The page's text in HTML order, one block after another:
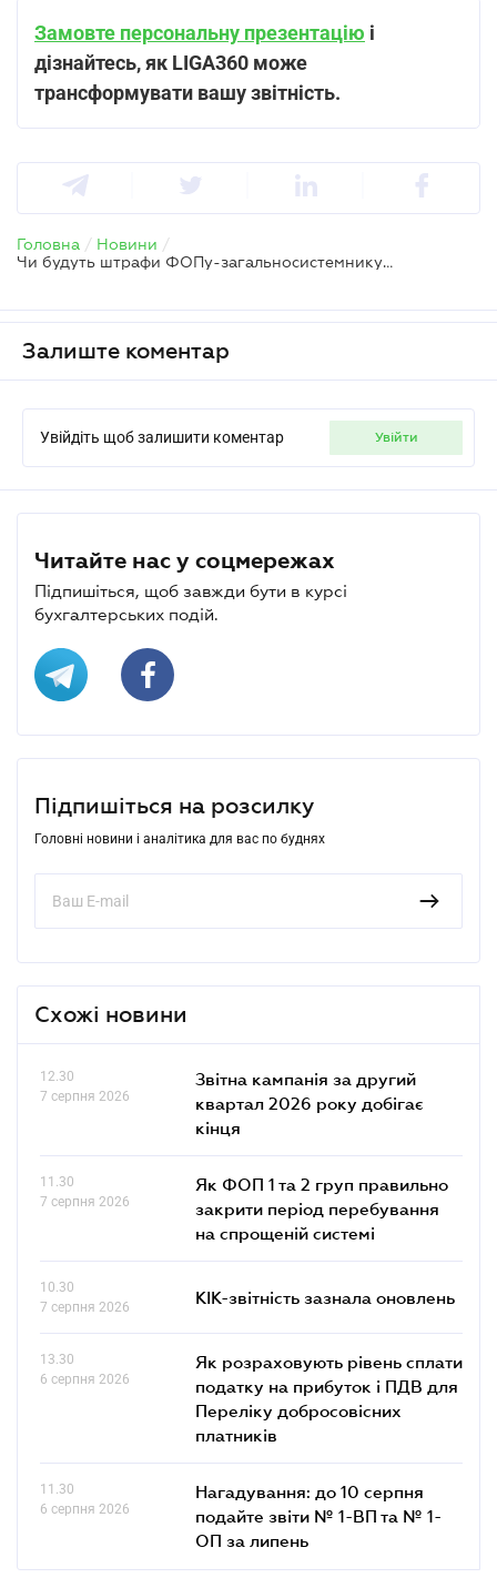
Замовте персональну презентацію і
дізнайтесь, як LIGA360 може
трансформувати вашу звітність.
Головна / Новини /
Чи будуть штрафи ФОПу-загальносистемнику за виправлені помилки у звітності
Залиште коментар
Увійдіть щоб залишити коментар увійти
Читайте нас у соцмережах
Підпишіться, щоб завжди бути в курсі
бухгалтерських подій.
Підпишіться на розсилку
Головні новини і аналітика для вас по буднях
Схожі новини
12.30
7 серпня 2026
Звітна кампанія за другий
квартал 2026 року добігає
кінця
11.30
7 серпня 2026
Як ФОП 1 та 2 груп правильно
закрити період перебування
на спрощеній системі
10.30
7 серпня 2026
КІК-звітність зазнала оновлень
13.30
6 серпня 2026
Як розраховують рівень сплати
податку на прибуток і ПДВ для
Переліку добросовісних
платників
11.30
6 серпня 2026
Нагадування: до 10 серпня
подайте звіти № 1-ВП та № 1-
ОП за липень